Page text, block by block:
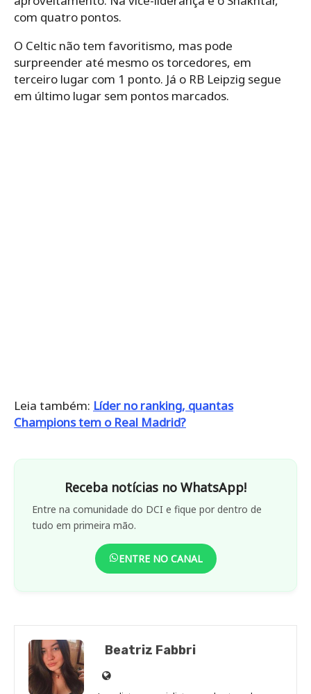
com quatro pontos.
O Celtic não tem favoritismo, mas pode
surpreender até mesmo os torcedores, em
terceiro lugar com 1 ponto. Já o RB Leipzig segue
em último lugar sem pontos marcados.
Leia também: Líder no ranking, quantas
Champions tem o Real Madrid?
Receba notícias no WhatsApp!
Entre na comunidade do DCI e fique por dentro de
tudo em primeira mão.
ENTRE NO CANAL
Beatriz Fabbri
Site